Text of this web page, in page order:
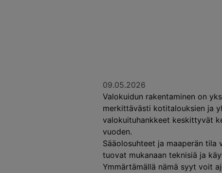
09.05.2026
Valokuidun rakentaminen on
merkittävästi kotitalouksien ja
valokuituhankkeet keskittyvät
vuoden.
Sääolosuhteet ja maaperän tila
tuovat mukanaan teknisiä ja
Ymmärtämällä nämä syyt voit